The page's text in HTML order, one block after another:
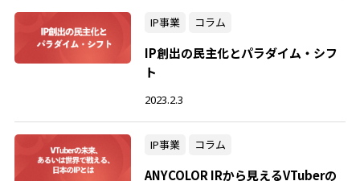
IP事業 コラム
IP創出の民主化とパラダイム・シフ
ト
2023.2.3
IP事業 コラム
ANYCOLOR IRから見えるVTuberの